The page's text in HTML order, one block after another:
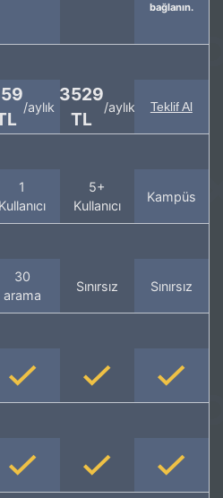
bağlanın.
/aylık
3529
TL
/aylık Teklif Al
1
Kullanıcı
5+
Kullanıcı
Kampüs
30
arama
Sınırsız Sınırsız